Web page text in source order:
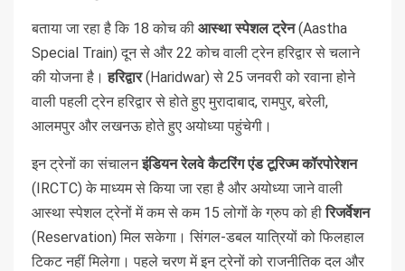
बताया जा रहा है कि 18 कोच की आस्था स्पेशल ट्रेन(Aastha
Special Train) दून से और 22 कोच वाली ट्रेन हरिद्वार से चलाने
की योजना है।हरिद्वार(Haridwar) से 25 जनवरी को रवाना होने
वाली पहली ट्रेन हरिद्वार से होते हुए मुरादाबाद, रामपुर, बरेली,
आलमपुर और लखनऊ होते हुए अयोध्या पहुंचेगी।
इन ट्रेनों का संचालनइंडियन रेलवे कैटरिंग एंड टूरिज्म कॉरपोरेशन
(IRCTC) के माध्यम से किया जा रहा है और अयोध्या जाने वाली
आस्था स्पेशल ट्रेनों में कम से कम 15 लोगों के ग्रुप को हीरिजर्वेशन
(Reservation) मिल सकेगा। सिंगल-डबल यात्रियों को फिलहाल
टिकट नहीं मिलेगा। पहले चरण में इन ट्रेनों को राजनीतिक दल और